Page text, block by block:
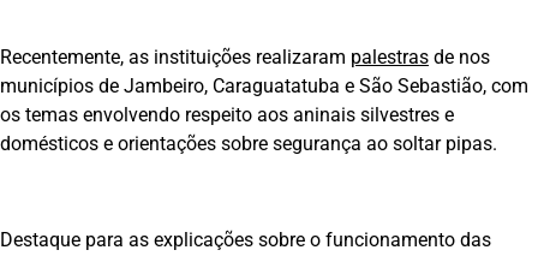
Recentemente, as instituições realizaram palestras de nos
municípios de Jambeiro, Caraguatatuba e São Sebastião, com
os temas envolvendo respeito aos aninais silvestres e
domésticos e orientações sobre segurança ao soltar pipas.
Destaque para as explicações sobre o funcionamento das